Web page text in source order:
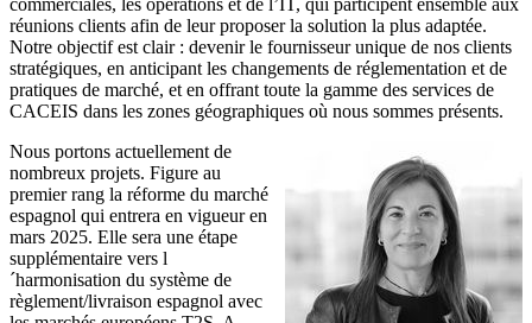
commerciales, les opérations et de l’IT, qui participent ensemble aux
réunions clients afin de leur proposer la solution la plus adaptée.
Notre objectif est clair : devenir le fournisseur unique de nos clients
stratégiques, en anticipant les changements de réglementation et de
pratiques de marché, et en offrant toute la gamme des services de
CACEIS dans les zones géographiques où nous sommes présents.
Nous portons actuellement de
nombreux projets. Figure au
premier rang la réforme du marché
espagnol qui entrera en vigueur en
mars 2025. Elle sera une étape
supplémentaire vers l
´harmonisation du système de
règlement/livraison espagnol avec